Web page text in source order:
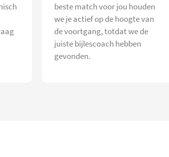
beste match voor jou houden
we je actief op de hoogte van
de voortgang, totdat we de
juiste bijlescoach hebben
gevonden.